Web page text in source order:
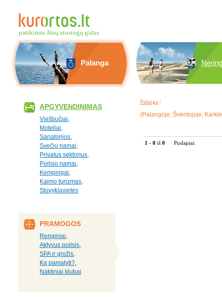
patikimas Jūsų atostogų gidas
Palanga
APGYVENDINIMAS
Viešbučiai,
Moteliai,
Sanatorijos,
Svečių namai,
Privatus sektorius,
Poilsio namai,
Kempingai,
Kaimo turizmas,
Stovyklavietės
PRAMOGOS
Renginiai,
Aktyvus poilsis,
SPA ir grožis,
Ką pamatyti?,
Naktiniai klubai
Palanga /
(Palangoje, Šventojoje,
1 - 0 iš 0 Puslapiai: